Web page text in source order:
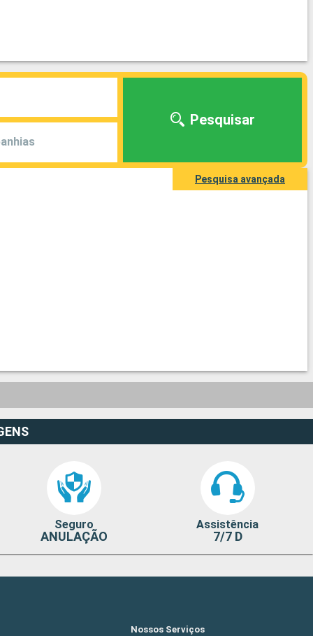
Pesquisar
Pesquisa avançada
Seguro
ANULAÇÃO
Assistência
7/7 D
Nossos Serviços